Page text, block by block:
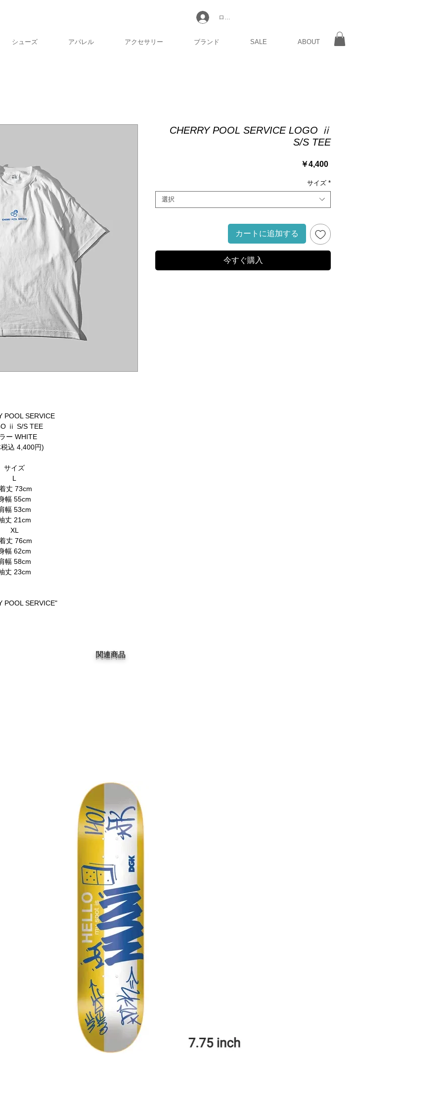
シューズ アパレル アクセサリー ブランド SALE ABOUT
ログイン
POOL SERVICE
ⅱ S/S TEE
ー WHITE
込 4,400円)
サイズ
L
丈 73cm
幅 55cm
幅 53cm
丈 21cm
XL
丈 76cm
幅 62cm
幅 58cm
丈 23cm
POOL SERVICE"
CHERRY POOL SERVICE LOGO ⅱ
S/S TEE
￥4,400価
サイズ *
選択
カートに追加する
今すぐ購入
関連商品